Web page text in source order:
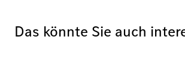
Das könnte Sie auch